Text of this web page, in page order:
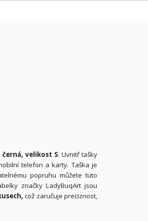
velikost S. Uvnitř tašky
telefon a karty. Taška je
popruhu můžete tuto
značky LadyBuqArt jsou
což zaručuje preciznost,